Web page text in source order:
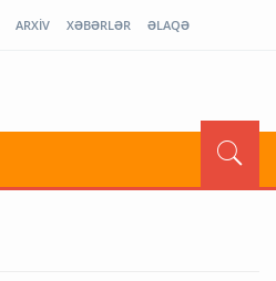
ARXİV XƏBƏRLƏR ƏLAQƏ